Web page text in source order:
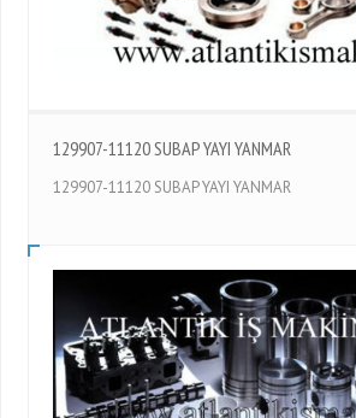
129907-11120 SUBAP YAYI YANMAR
129907-11120 SUBAP YAYI YANMAR